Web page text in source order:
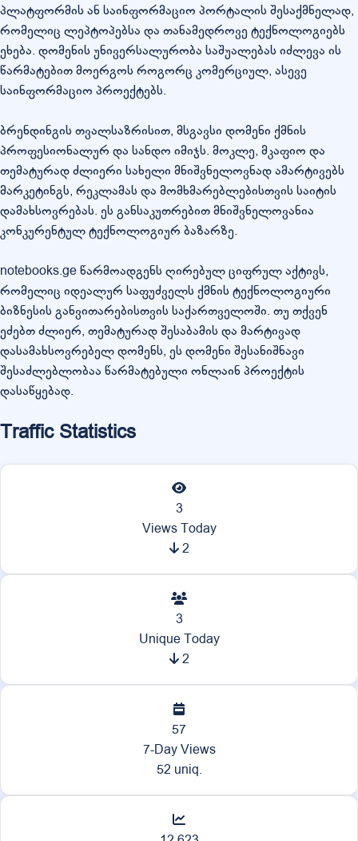
პლატფორმის ან საინფორმაციო პორტალის შესაქმნელად,
რომელიც ლეპტოპებსა და თანამედროვე ტექნოლოგიებს
ეხება. დომენის უნივერსალურობა საშუალებას იძლევა ის
წარმატებით მოერგოს როგორც კომერციულ, ასევე
საინფორმაციო პროექტებს.
ბრენდინგის თვალსაზრისით, მსგავსი დომენი ქმნის
პროფესიონალურ და სანდო იმიჯს. მოკლე, მკაფიო და
თემატურად ძლიერი სახელი მნიშვნელოვნად ამარტივებს
მარკეტინგს, რეკლამას და მომხმარებლებისთვის საიტის
დამახსოვრებას. ეს განსაკუთრებით მნიშვნელოვანია
კონკურენტულ ტექნოლოგიურ ბაზარზე.
notebooks.ge წარმოადგენს ღირებულ ციფრულ აქტივს,
რომელიც იდეალურ საფუძველს ქმნის ტექნოლოგიური
ბიზნესის განვითარებისთვის საქართველოში. თუ თქვენ
ეძებთ ძლიერ, თემატურად შესაბამის და მარტივად
დასამახსოვრებელ დომენს, ეს დომენი შესანიშნავი
შესაძლებლობაა წარმატებული ონლაინ პროექტის
დასაწყებად.
Traffic Statistics
3
Views Today
2
3
Unique Today
2
57
7-Day Views
52 uniq.